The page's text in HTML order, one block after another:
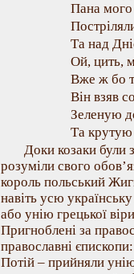
Пана мого
Та над
Ой, цить,
Вже ж бо
Він взяв
Зеленую
Та
Доки козаки були
розуміли свого
король польський
навіть усю
або унію грецької
Пригноблені за
православні
Потій – прийняли